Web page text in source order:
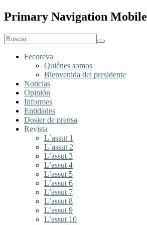
Primary Navigation Mobile
Fecoreva
Quiénes somos
Bienvenida del presidente
Noticias
Opinión
Informes
Entidades
Dosier de prensa
Revista
L´assut 1
L´assut 2
L’assut 3
L’assut 4
L’assut 5
L’assut 6
L’assut 7
L’assut 8
L’assut 9
L’assut 10